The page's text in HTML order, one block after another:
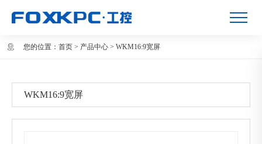
您的位置： 首页 > 产品中心 > WKM16:9宽屏
WKM16:9宽屏